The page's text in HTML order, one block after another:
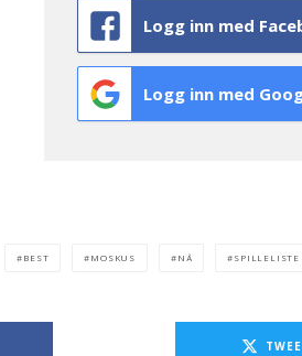
Logg inn med
Logg inn med
BEST MOSKUS NÅ SPILLELISTE